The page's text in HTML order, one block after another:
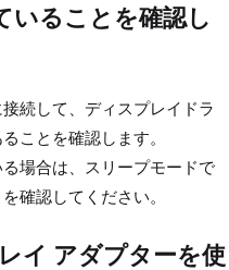
いることを確認し
続して、ディスプレイドラ
ことを確認します。
場合は、スリープモードで
確認してください。
イ アダプターを使